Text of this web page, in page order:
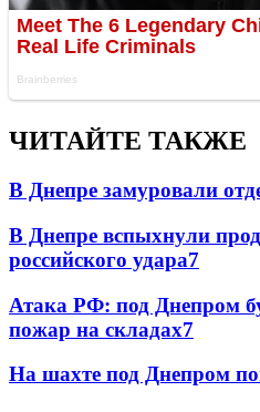
ЧИТАЙТЕ ТАКЖЕ
В Днепре замуровали
В Днепре вспыхнули
российского удара7
Атака РФ: под Днепром
пожар на складах7
На шахте под Днепром